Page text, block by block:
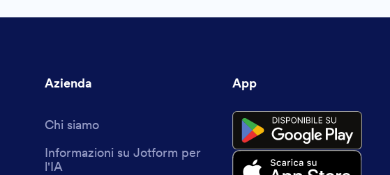
Azienda
Chi siamo
Informazioni su Jotform per
l'IA
App